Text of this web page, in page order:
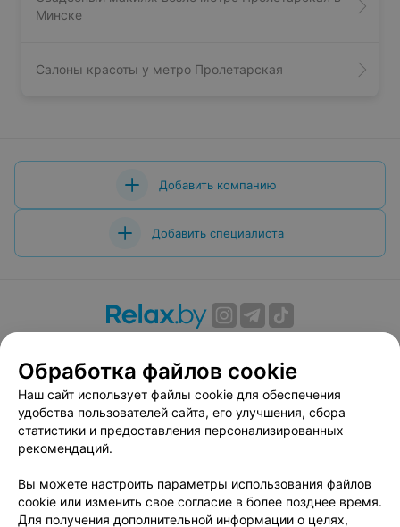
Минске
Салоны красоты у метро Пролетарская
Добавить компанию
Добавить специалиста
Вакансии
Публичный договор
Способы оплаты
Публичный договор по использованию сервиса
«Афиша»
Пользовательское соглашение
Связаться по вопросам сотрудничества
Написать руководителю relax.by
Обработка файлов cookie
Наш сайт использует файлы cookie для обеспечения
удобства пользователей сайта, его улучшения, сбора
статистики и предоставления персонализированных
рекомендаций.
Вы можете настроить параметры использования файлов
cookie или изменить свое согласие в более позднее время.
Для получения дополнительной информации о целях,